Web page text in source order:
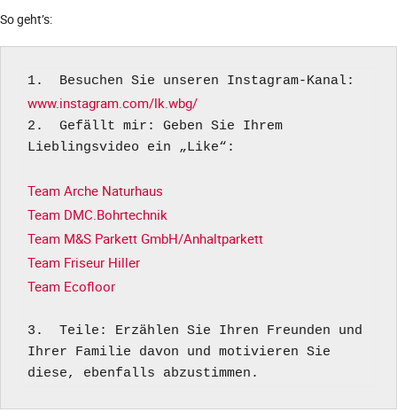
So geht’s:
www.instagram.com/lk.wbg/
2.  Gefällt mir: Geben Sie Ihrem
Lieblingsvideo ein „Like“:
Team Arche Naturhaus
Team DMC.Bohrtechnik
Team M&S Parkett GmbH/Anhaltparkett
Team Friseur Hiller
Team Ecofloor
3.  Teile: Erzählen Sie Ihren Freunden und
Ihrer Familie davon und motivieren Sie
diese, ebenfalls abzustimmen.